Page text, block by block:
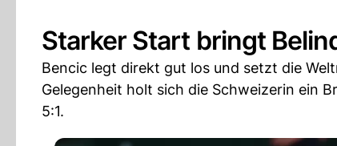
Starker Start bringt
Bencic legt direkt gut los und setzt die
Gelegenheit holt sich die Schweizerin ein
5:1.